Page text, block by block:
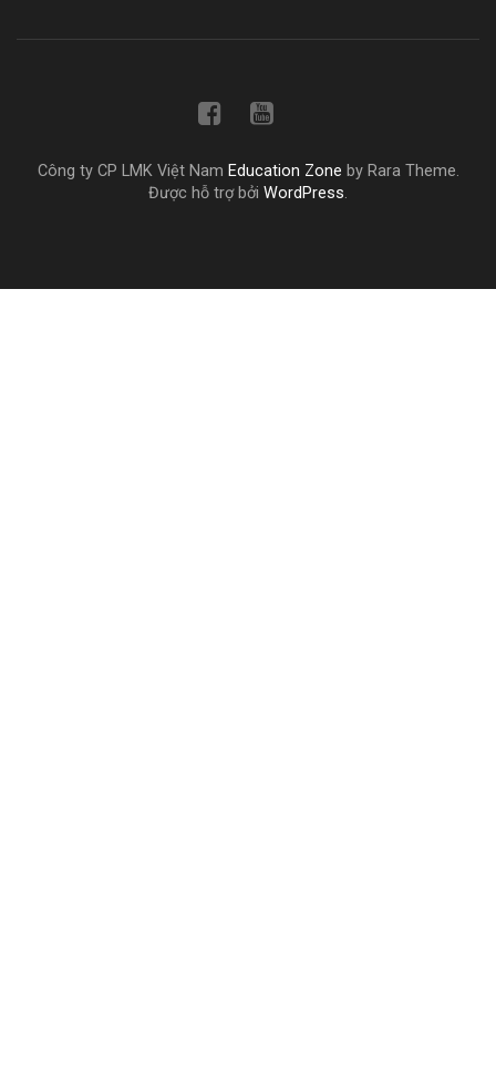
Công ty CP LMK Việt Nam Education Zone by Rara Theme.
Được hỗ trợ bởi WordPress.